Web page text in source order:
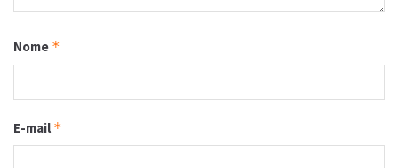
Nome *
E-mail *